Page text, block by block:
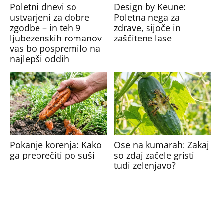
Poletni dnevi so
ustvarjeni za dobre
zgodbe – in teh 9
ljubezenskih romanov
vas bo pospremilo na
najlepši oddih
Design by Keune:
Poletna nega za
zdrave, sijoče in
zaščitene lase
Pokanje korenja: Kako
ga preprečiti po suši
Ose na kumarah: Zakaj
so zdaj začele gristi
tudi zelenjavo?